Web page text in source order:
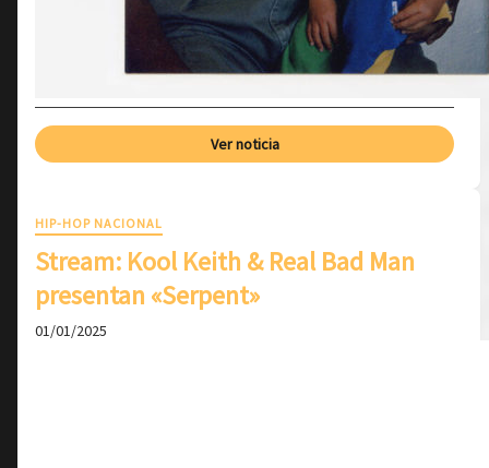
Ver noticia
HIP-HOP NACIONAL
Stream: Kool Keith & Real Bad Man
presentan «Serpent»
01/01/2025